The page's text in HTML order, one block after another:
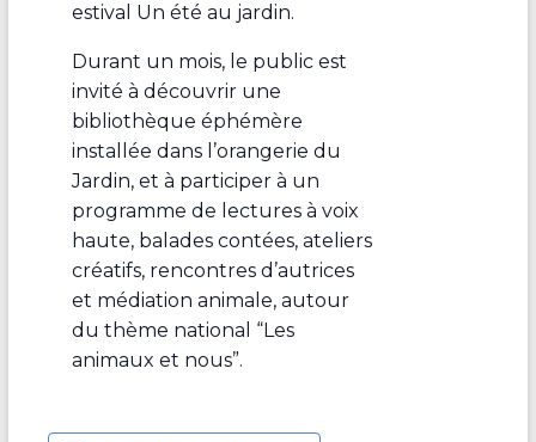
estival Un été au jardin.
Durant un mois, le public est
invité à découvrir une
bibliothèque éphémère
installée dans l’orangerie du
Jardin, et à participer à un
programme de lectures à voix
haute, balades contées, ateliers
créatifs, rencontres d’autrices
et médiation animale, autour
du thème national “Les
animaux et nous”.